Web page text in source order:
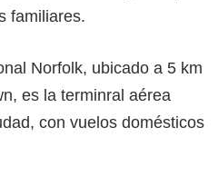
familiares.
Norfolk, ubicado a 5 km
es la terminral aérea
con vuelos domésticos